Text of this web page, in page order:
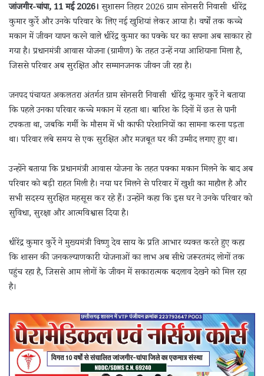
जांजगीर-चांपा, 11 मई 2026। सुशासन तिहार 2026 ग्राम सोनसरी निवासी धीरेंद्र
कुमार कुर्रे और उनके परिवार के लिए नई खुशियां लेकर आया है। वर्षों तक कच्चे
मकान में जीवन यापन करने वाले धीरेंद्र कुमार का पक्के घर का सपना अब साकार हो
गया है। प्रधानमंत्री आवास योजना (ग्रामीण) के तहत उन्हें नया आशियाना मिला है,
जिससे परिवार अब सुरक्षित और सम्मानजनक जीवन जी रहा है।
जनपद पंचायत अकलतरा अंतर्गत ग्राम सोनसरी निवासी धीरेंद्र कुमार कुर्रे ने बताया
कि पहले उनका परिवार कच्चे मकान में रहता था। बारिश के दिनों में छत से पानी
टपकता था, जबकि गर्मी के मौसम में भी काफी परेशानियों का सामना करना पड़ता
था। परिवार लंबे समय से एक सुरक्षित और मजबूत घर की उम्मीद लगाए हुए था।
उन्होंने बताया कि प्रधानमंत्री आवास योजना के तहत पक्का मकान मिलने के बाद अब
परिवार को बड़ी राहत मिली है। नया घर मिलने से परिवार में खुशी का माहौल है और
सभी सदस्य सुरक्षित महसूस कर रहे हैं। उन्होंने कहा कि इस घर ने उनके परिवार को
सुविधा, सुरक्षा और आत्मविश्वास दिया है।
धीरेंद्र कुमार कुर्रे ने मुख्यमंत्री विष्णु देव साय के प्रति आभार व्यक्त करते हुए कहा
कि शासन की जनकल्याणकारी योजनाओं का लाभ अब सीधे जरूरतमंद लोगों तक
पहुंच रहा है, जिससे आम लोगों के जीवन में सकारात्मक बदलाव देखने को मिल रहा
है।